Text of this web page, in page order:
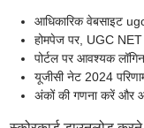
आधिकारिक वेबसाइट
होमपेज पर, UGC
पोर्टल पर आवश्यक
यूजीसी नेट 2024
अंकों की गणना करें और